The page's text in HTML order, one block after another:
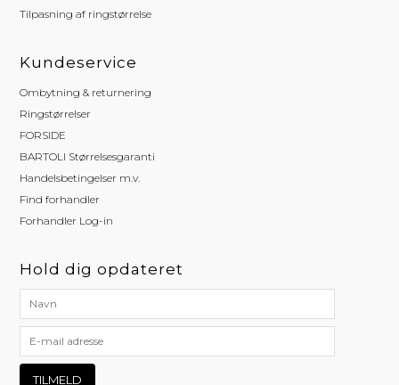
Tilpasning af ringstørrelse
Kundeservice
Ombytning & returnering
Ringstørrelser
FORSIDE
BARTOLI Størrelsesgaranti
Handelsbetingelser m.v.
Find forhandler
Forhandler Log-in
Hold dig opdateret